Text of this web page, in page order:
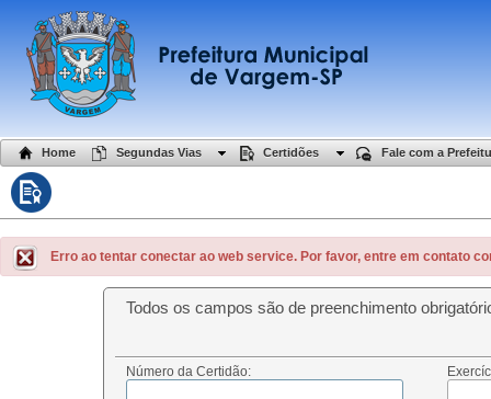
Home Segundas Vias Certidões Fale com a
Erro ao tentar conectar ao web service. Por favor, entre em contato
Todos os campos são de preenchimento
Número da Certidão: